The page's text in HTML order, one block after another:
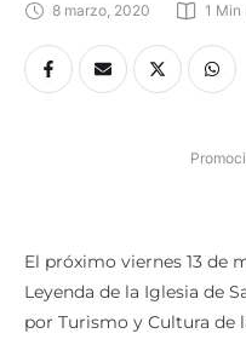
8 marzo, 2020 1 Min
El próximo viernes 13 de
Leyenda de la Iglesia de
por Turismo y Cultura de